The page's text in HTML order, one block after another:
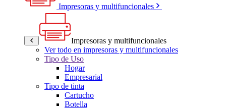
Impresoras y multifuncionales
Impresoras y multifuncionales
Ver todo en impresoras y multifuncionales
Tipo de Uso
Hogar
Empresarial
Tipo de tinta
Cartucho
Botella